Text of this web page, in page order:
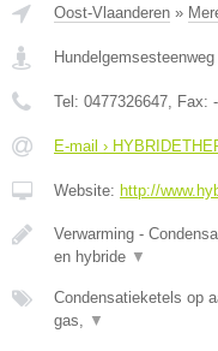
Oost-Vlaanderen »
Hundelgemsesteenweg
Tel: 0477326647, Fax: -
E-mail ›
Website: http://
Verwarming -
en hybride ▼
Condensatieketels op
gas, ▼